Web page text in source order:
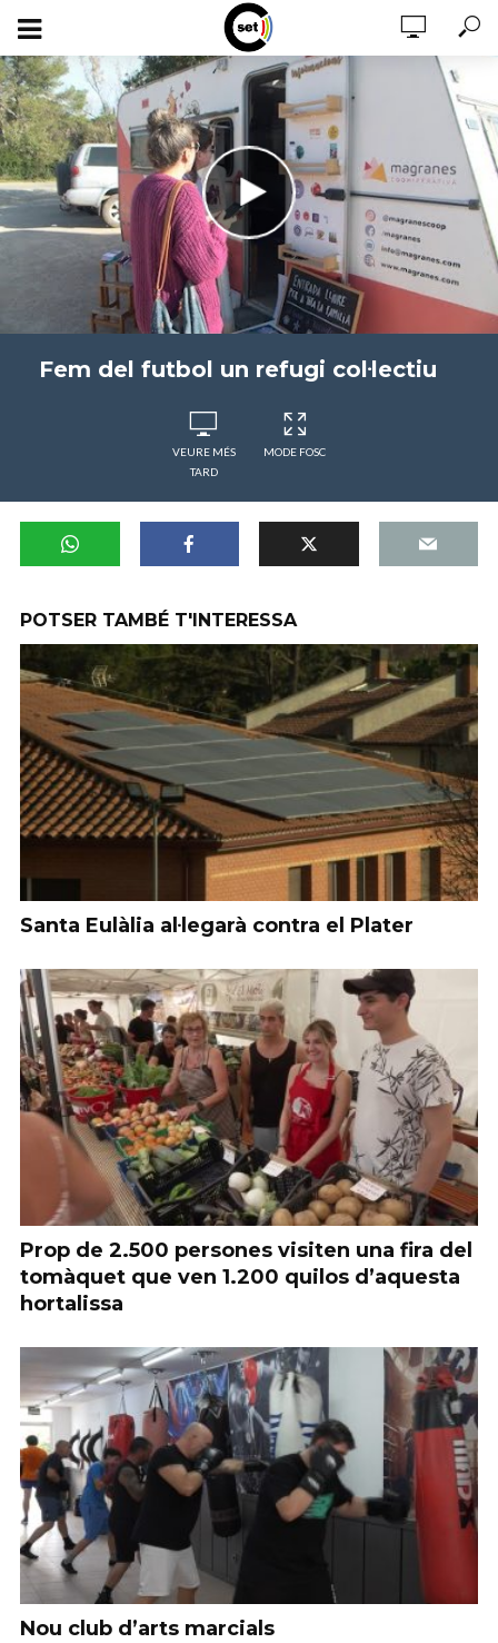
Fem del futbol un refugi col·lectiu
VEURE MÉS
TARD
MODE FOSC
POTSER TAMBÉ T'INTERESSA
Santa Eulàlia al·legarà contra el Plater
Prop de 2.500 persones visiten una fira del
tomàquet que ven 1.200 quilos d’aquesta
hortalissa
Nou club d’arts marcials